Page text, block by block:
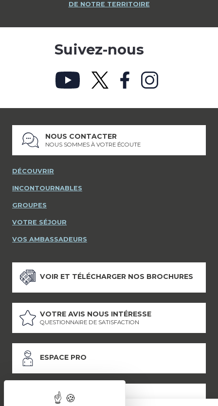
DE NOTRE TERRITOIRE
Suivez-nous
NOUS CONTACTER
NOUS SOMMES À VOTRE ÉCOUTE
DÉCOUVRIR
INCONTOURNABLES
GROUPES
VOTRE SÉJOUR
VOS AMBASSADEURS
VOIR ET TÉLÉCHARGER NOS BROCHURES
VOTRE AVIS NOUS INTÉRESSE
QUESTIONNAIRE DE SATISFACTION
ESPACE PRO
ESPACE PRESSE